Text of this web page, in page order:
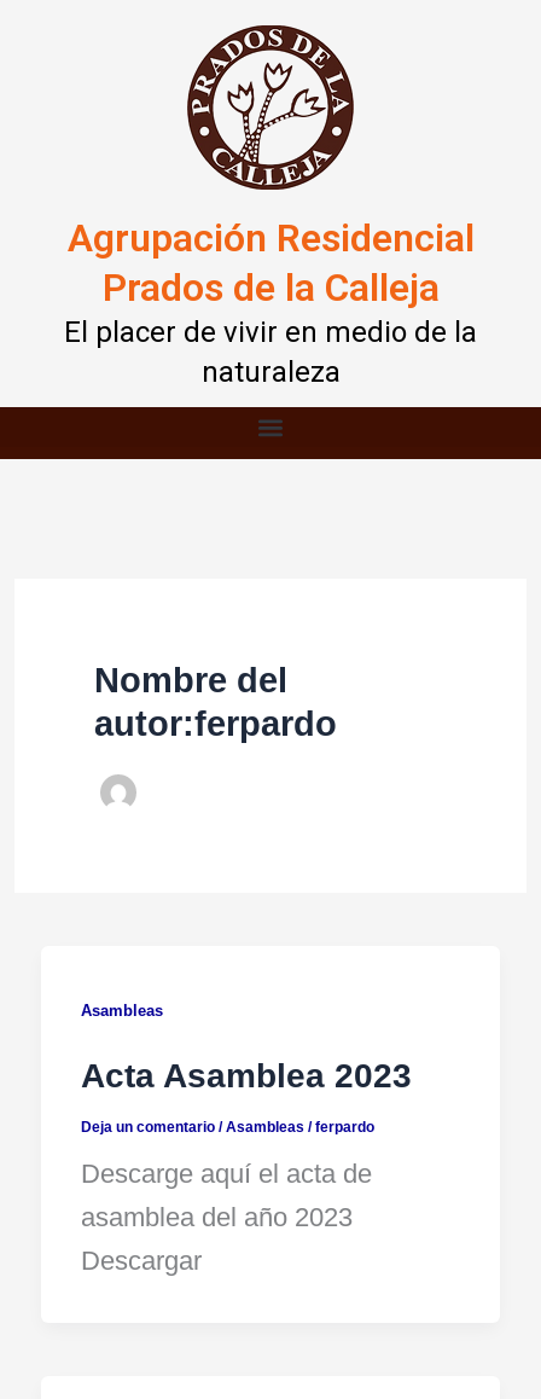
Agrupación Residencial
Prados de la Calleja
El placer de vivir en medio de la
naturaleza
Nombre del
autor:ferpardo
Asambleas
Acta Asamblea 2023
Deja un comentario /Asambleas /ferpardo
Descarge aquí el acta de
asamblea del año 2023
Descargar